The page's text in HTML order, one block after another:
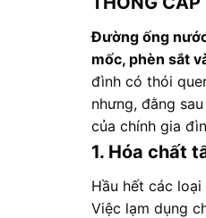
Đường ống
mốc, phèn sắt
đình có thói
nhưng, đằng
của chính gia
1. Hóa chất
Hầu hết các
Việc lạm dụng